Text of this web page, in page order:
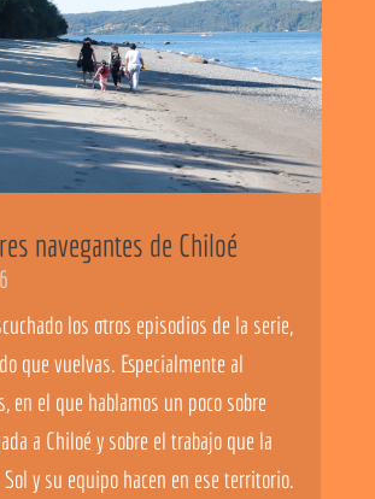
navegantes de Chiloé
los otros episodios de la serie,
que vuelvas. Especialmente al
en el que hablamos un poco sobre
a Chiloé y sobre el trabajo que la
y su equipo hacen en ese territorio.